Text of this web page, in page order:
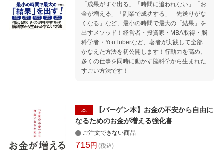
「成果がすぐ出る」「時間に追われない」「お
金が増える」「副業で成功する」「先送りがな
くなる」など、最小の時間で最大の「結果」を
出すメソッド！経営者・投資家・MBA取得・脳
科学者・YouTuberなど、著者が実践して全部
かなえた方法を初公開します！行動力を高め、
多くの仕事を同時に動かす脳科学から生まれた
すごい方法です！
本
【バーゲン本】お金の不安から自由に
なるためのお金が増える強化書
ご注文できない商品
715円 (税込)